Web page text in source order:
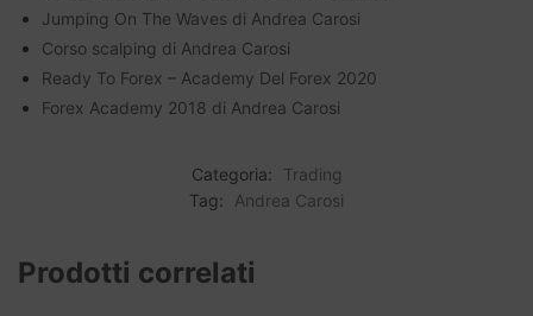
Jumping On The Waves di Andrea Carosi
Corso scalping di Andrea Carosi
Ready To Forex – Academy Del Forex 2020
Forex Academy 2018 di Andrea Carosi
Categoria:
Trading
Tag:
Andrea Carosi
Prodotti correlati